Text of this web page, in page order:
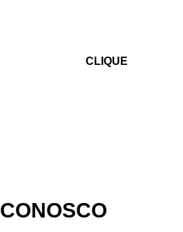
CLIQUE
CONOSCO